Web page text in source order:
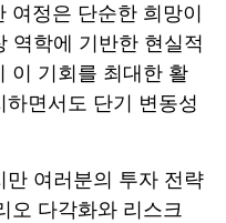
여정은 단순한 희망이
역학에 기반한 현실적
이 기회를 최대한 활
면서도 단기 변동성
여러분의 투자 전략
오 다각화와 리스크